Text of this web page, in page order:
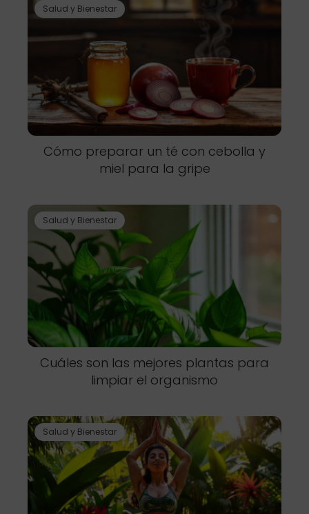
Salud y Bienestar
Cómo preparar un té con cebolla y
miel para la gripe
Salud y Bienestar
Cuáles son las mejores plantas para
limpiar el organismo
Salud y Bienestar